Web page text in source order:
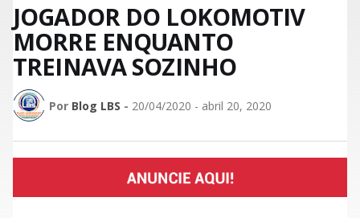
JOGADOR DO LOKOMOTIV
MORRE ENQUANTO
TREINAVA SOZINHO
Por Blog LBS - 20/04/2020 - abril 20, 2020